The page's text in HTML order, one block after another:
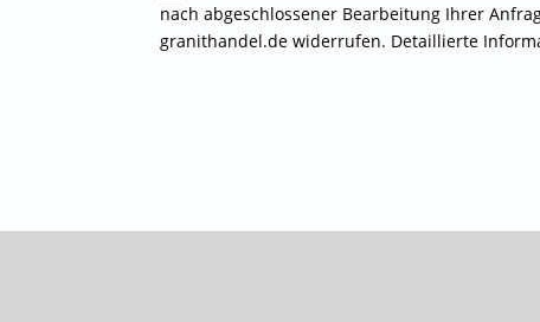
nach abgeschlossener Bearbeitung Ihrer
granithandel.de widerrufen. Detaillierte